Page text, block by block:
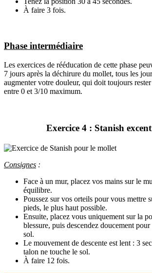
À faire 3 fois.
Phase intermédiaire
Les exercices de rééducation de cette phase
7 jours après la déchirure du mollet, tous les
augmenter votre douleur, qui doit toujours rester
entre 0 et 3/10 maximum.
Exercice 4 : Stanish
Consignes :
Face à un mur, placez vos mains sur le
équilibre.
Poussez sur vos orteils pour vous mettre
pieds, le plus haut possible.
Ensuite, placez vous uniquement sur la
blessure, puis descendez doucement
sol.
Le mouvement de descente est lent : 3
talon ne touche le sol.
À faire 12 fois.